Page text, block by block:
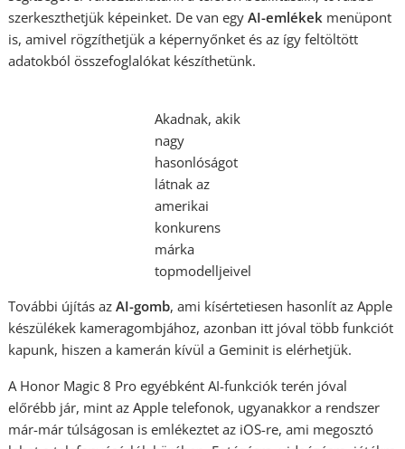
szerkeszthetjük képeinket. De van egyAI-emlékek menüpont
is, amivel rögzíthetjük a képernyőnket és az így feltöltött
adatokból összefoglalókat készíthetünk.
Akadnak, akik
nagy
hasonlóságot
látnak az
amerikai
konkurens
márka
topmodelljeivel
További újítás azAI-gomb, ami kísértetiesen hasonlít az Apple
készülékek kameragombjához, azonban itt jóval több funkciót
kapunk, hiszen a kamerán kívül a Geminit is elérhetjük.
A Honor Magic 8 Pro egyébként AI-funkciók terén jóval
előrébb jár, mint az Apple telefonok, ugyanakkor a rendszer
már-már túlságosan is emlékeztet az iOS-re, ami megosztó